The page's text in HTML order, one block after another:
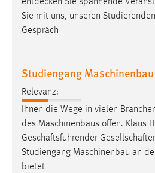
Sie mit uns, unseren
Gespräch
Studiengang Maschinenbau
Relevanz:
Ihnen die Wege in vielen
des Maschinenbaus offen. Klaus
Geschäftsführender
Studiengang Maschinenbau an
bietet
Conversion-Tracking
Cookie Laufzeit:
Facebook Pixel
Name:
_fbp
Anbieter:
Facebook